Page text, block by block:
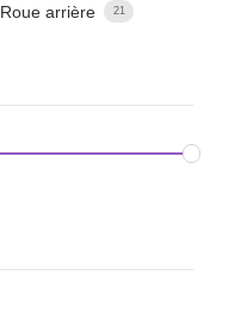
Roue arrière 21